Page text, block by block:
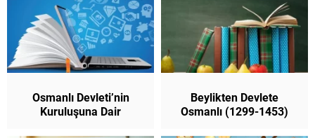
Osmanlı Devleti’nin
Kuruluşuna Dair
Beylikten Devlete
Osmanlı (1299-1453)